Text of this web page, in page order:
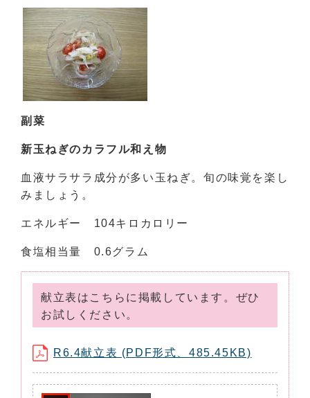
副菜
新玉ねぎのカラフル和え物
血液サラサラ成分が多い玉ねぎ。旬の味覚を楽し
みましょう。
エネルギー 104キロカロリー
食塩相当量 0.6グラム
献立表はこちらに掲載しています。ぜひ
お試しください。
R6.4献立表 (PDF形式、485.45KB)